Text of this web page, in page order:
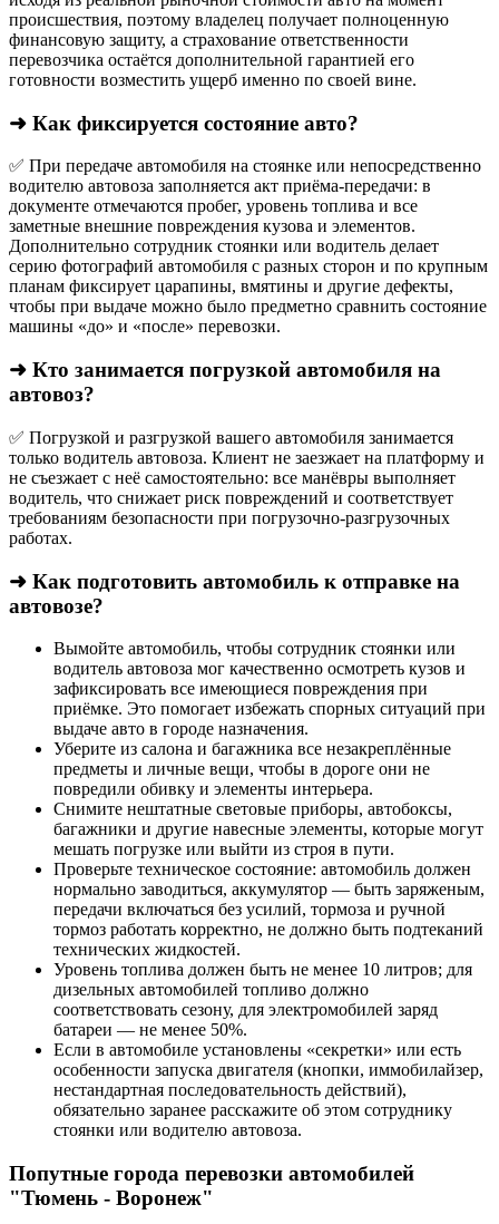
происшествия, поэтому владелец получает полноценную
финансовую защиту, а страхование ответственности
перевозчика остаётся дополнительной гарантией его
готовности возместить ущерб именно по своей вине.
➜ Как фиксируется состояние авто?
✅ При передаче автомобиля на стоянке или непосредственно
водителю автовоза заполняется акт приёма-передачи: в
документе отмечаются пробег, уровень топлива и все
заметные внешние повреждения кузова и элементов.
Дополнительно сотрудник стоянки или водитель делает
серию фотографий автомобиля с разных сторон и по крупным
планам фиксирует царапины, вмятины и другие дефекты,
чтобы при выдаче можно было предметно сравнить состояние
машины «до» и «после» перевозки.
➜ Кто занимается погрузкой автомобиля на
автовоз?
✅ Погрузкой и разгрузкой вашего автомобиля занимается
только водитель автовоза. Клиент не заезжает на платформу и
не съезжает с неё самостоятельно: все манёвры выполняет
водитель, что снижает риск повреждений и соответствует
требованиям безопасности при погрузочно-разгрузочных
работах.
➜ Как подготовить автомобиль к отправке на
автовозе?
Вымойте автомобиль, чтобы сотрудник стоянки или
водитель автовоза мог качественно осмотреть кузов и
зафиксировать все имеющиеся повреждения при
приёмке. Это помогает избежать спорных ситуаций при
выдаче авто в городе назначения.
Уберите из салона и багажника все незакреплённые
предметы и личные вещи, чтобы в дороге они не
повредили обивку и элементы интерьера.
Снимите нештатные световые приборы, автобоксы,
багажники и другие навесные элементы, которые могут
мешать погрузке или выйти из строя в пути.
Проверьте техническое состояние: автомобиль должен
нормально заводиться, аккумулятор — быть заряженым,
передачи включаться без усилий, тормоза и ручной
тормоз работать корректно, не должно быть подтеканий
технических жидкостей.
Уровень топлива должен быть не менее 10 литров; для
дизельных автомобилей топливо должно
соответствовать сезону, для электромобилей заряд
батареи — не менее 50%.
Если в автомобиле установлены «секретки» или есть
особенности запуска двигателя (кнопки, иммобилайзер,
нестандартная последовательность действий),
обязательно заранее расскажите об этом сотруднику
стоянки или водителю автовоза.
Попутные города перевозки автомобилей
"Тюмень - Воронеж"